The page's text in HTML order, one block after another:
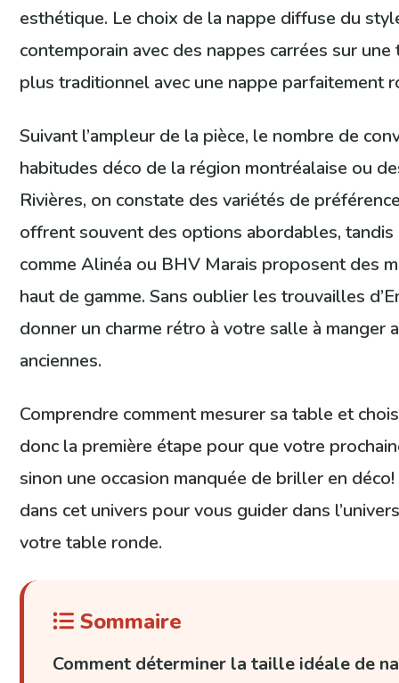
esthétique. Le choix de la nappe diffuse du
contemporain avec des nappes carrées sur
plus traditionnel avec une nappe parfaitement
Suivant l’ampleur de la pièce, le nombre de
habitudes déco de la région montréalaise ou
Rivières, on constate des variétés de
offrent souvent des options abordables, tandis
comme Alinéa ou BHV Marais proposent des
haut de gamme. Sans oublier les trouvailles
donner un charme rétro à votre salle à manger
anciennes.
Comprendre comment mesurer sa table et
donc la première étape pour que votre
sinon une occasion manquée de briller en
dans cet univers pour vous guider dans
votre table ronde.
Sommaire
Comment déterminer la taille idéale de